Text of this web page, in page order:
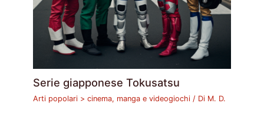
Serie giapponese Tokusatsu
Arti popolari > cinema, manga e videogiochi / Di M. D.